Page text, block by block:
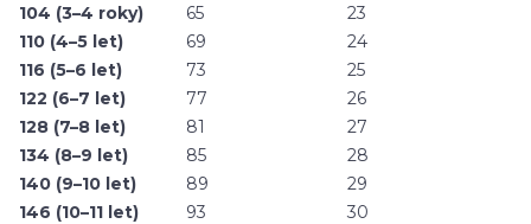
104 (3–4 roky)
65
23
110 (4–5 let)
69
24
116 (5–6 let)
73
25
122 (6–7 let)
77
26
128 (7–8 let)
81
27
134 (8–9 let)
85
28
140 (9–10 let)
89
29
146 (10–11 let)
93
30